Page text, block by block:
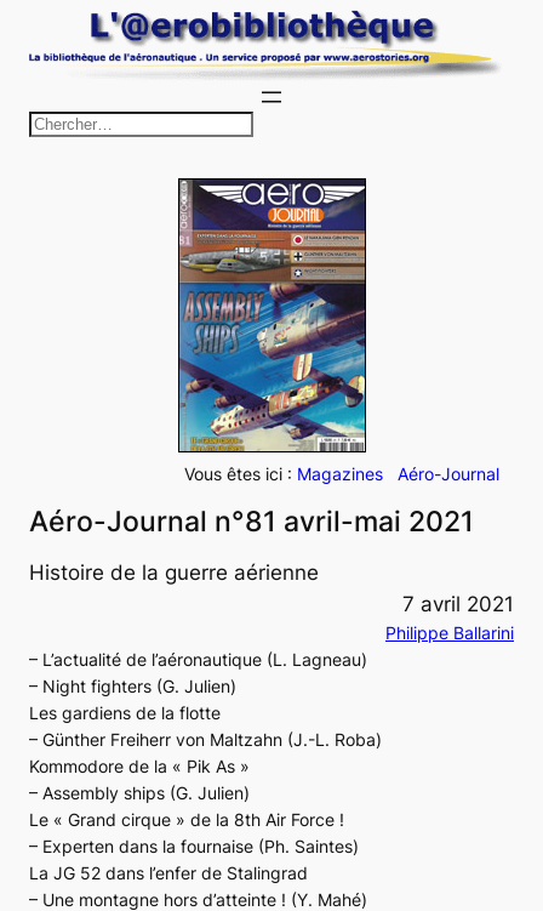
au
c
h
e
r
c
h
e
r
Vous êtes ici : Magazines Aéro-Journal
Aéro-Journal n°81 avril-mai 2021
Histoire de la guerre aérienne
7 avril 2021
Philippe Ballarini
– L’actualité de l’aéronautique (L. Lagneau)
– Night fighters (G. Julien)
Les gardiens de la flotte
– Günther Freiherr von Maltzahn (J.-L. Roba)
Kommodore de la « Pik As »
– Assembly ships (G. Julien)
Le « Grand cirque » de la 8th Air Force !
– Experten dans la fournaise (Ph. Saintes)
La JG 52 dans l’enfer de Stalingrad
– Une montagne hors d’atteinte ! (Y. Mahé)